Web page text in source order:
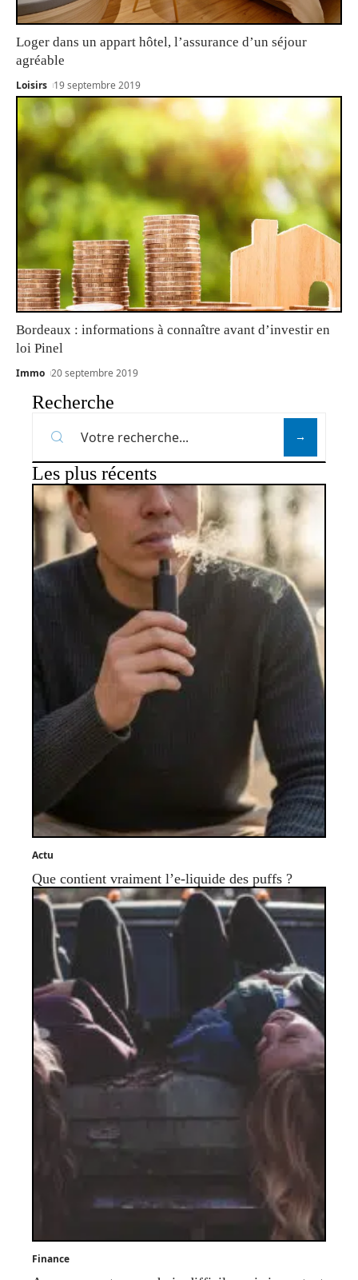
Loger dans un appart hôtel, l’assurance d’un séjour
agréable
Loisirs 19 septembre 2019
Bordeaux : informations à connaître avant d’investir en
loi Pinel
Immo 20 septembre 2019
Recherche
Les plus récents
Actu
Que contient vraiment l’e-liquide des puffs ?
Finance